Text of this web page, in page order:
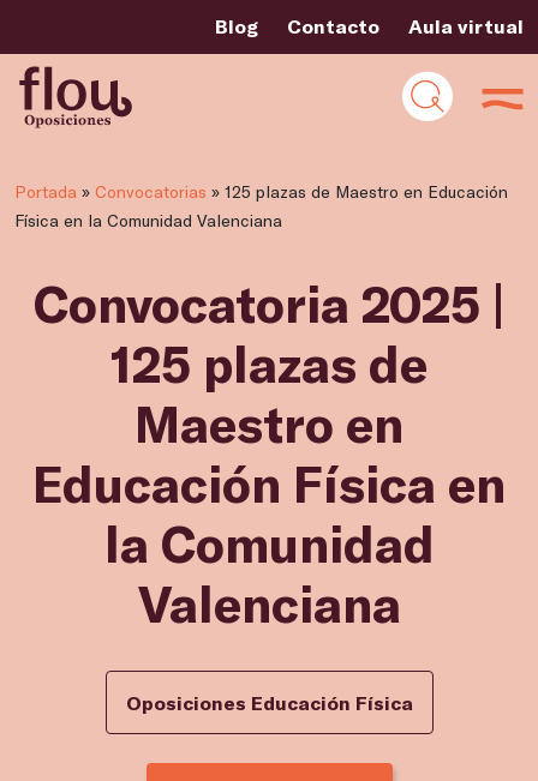
Blog Contacto Aula virtual
Portada » Convocatorias » 125 plazas de Maestro en Educación
Física en la Comunidad Valenciana
Convocatoria 2025 |
125 plazas de
Maestro en
Educación Física en
la Comunidad
Valenciana
Oposiciones Educación Física